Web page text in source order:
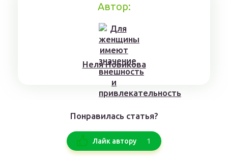
Автор:
Нeля Нoвикoвa
Понравилась статья?
Лайк автору 1